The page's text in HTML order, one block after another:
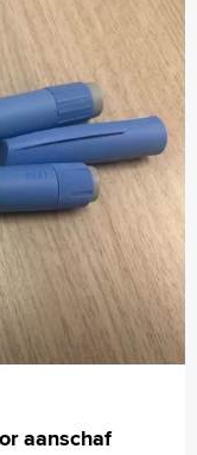
aanschaf